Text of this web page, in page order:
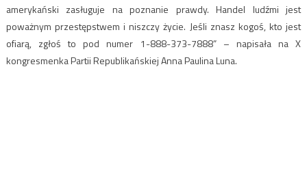
amerykański zasługuje na poznanie prawdy. Handel ludźmi jest
poważnym przestępstwem i niszczy życie. Jeśli znasz kogoś, kto jest
ofiarą, zgłoś to pod numer 1-888-373-7888” – napisała na X
kongresmenka Partii Republikańskiej Anna Paulina Luna.